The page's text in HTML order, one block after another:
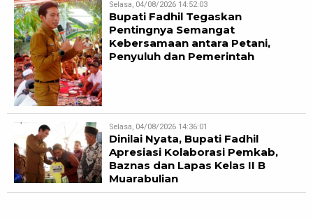
Selasa, 04/08/2026 14:52:03
Bupati Fadhil Tegaskan
Pentingnya Semangat
Kebersamaan antara Petani,
Penyuluh dan Pemerintah
Selasa, 04/08/2026 14:36:01
Dinilai Nyata, Bupati Fadhil
Apresiasi Kolaborasi Pemkab,
Baznas dan Lapas Kelas II B
Muarabulian